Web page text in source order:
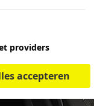
providers
accepteren